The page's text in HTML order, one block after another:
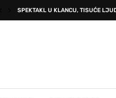
SPEKTAKL U KLANCU, TISUĆE